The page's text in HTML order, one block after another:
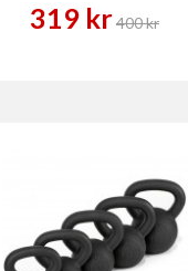
319 kr400 kr